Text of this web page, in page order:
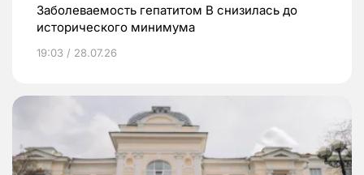
Заболеваемость гепатитом В снизилась до
исторического минимума
19:03 / 28.07.26